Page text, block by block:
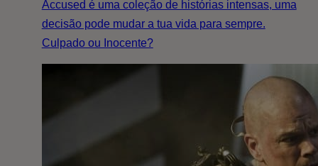
Accused é uma coleção de histórias intensas, uma
decisão pode mudar a tua vida para sempre.
Culpado ou Inocente?